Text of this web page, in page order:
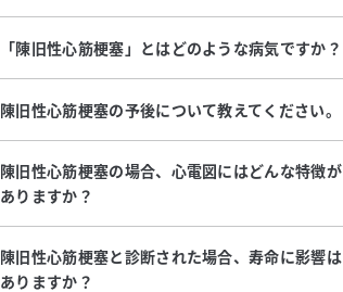
「陳旧性心筋梗塞」とはどのような病気ですか？
陳旧性心筋梗塞の予後について教えてください。
陳旧性心筋梗塞の場合、心電図にはどんな特徴が
ありますか？
陳旧性心筋梗塞と診断された場合、寿命に影響は
ありますか？